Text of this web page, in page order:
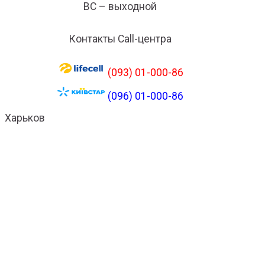
ВС – выходной
Контакты Call-центра
(093) 01-000-86
(096) 01-000-86
Харьков